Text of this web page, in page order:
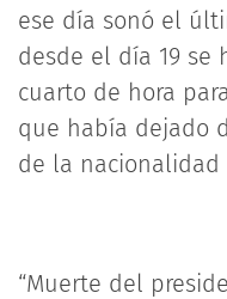
ese día sonó el
desde el día 19 se
cuarto de hora
que había dejado
de la nacionalidad
“Muerte del